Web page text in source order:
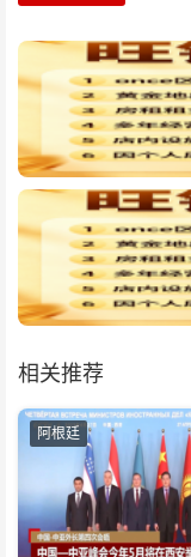
相关推荐
阿根廷